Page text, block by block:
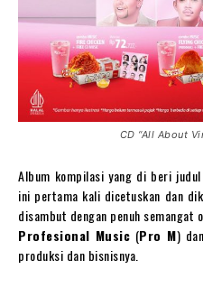
CD “All About
Album kompilasi yang di beri
ini pertama kali dicetuskan dan
disambut dengan penuh semangat
Profesional Music (Pro M) dan
produksi dan bisnisnya.